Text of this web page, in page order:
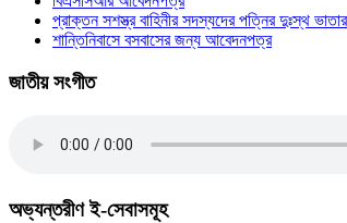
প্রাক্তন সশস্ত্র বাহিনীর সদস্যদের পত্নির দুঃস্থ
শান্তিনিবাসে বসবাসের জন্য আবেদনপত্র
জাতীয় সংগীত
অভ্যন্তরীণ ই-সেবাসমূহ